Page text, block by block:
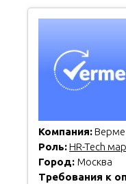
Компания:Верме
Роль:HR-Tech
Город: Москва
Требования к